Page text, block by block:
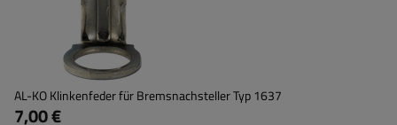
AL-KO Klinkenfeder für Bremsnachsteller Typ 1637
7,00 €